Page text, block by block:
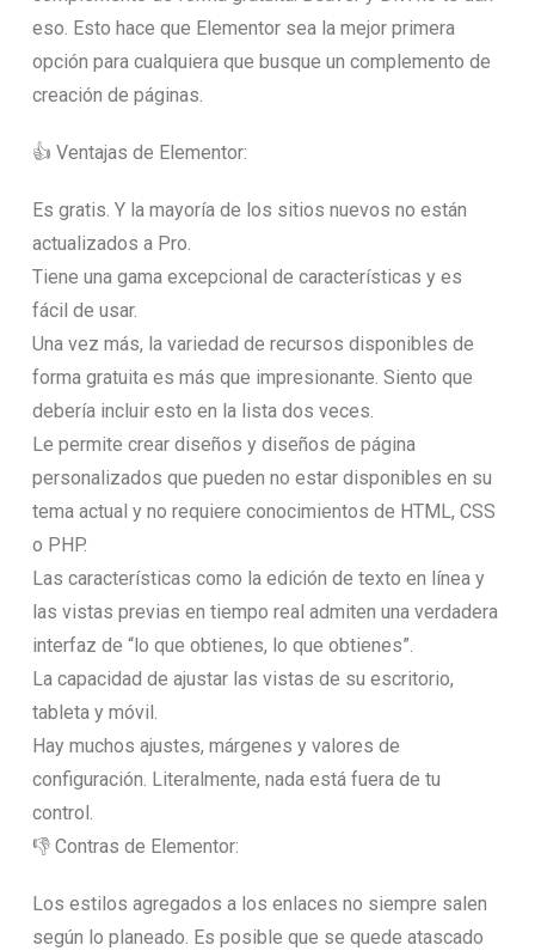
eso. Esto hace que Elementor sea la mejor primera
opción para cualquiera que busque un complemento de
creación de páginas.
👍 Ventajas de Elementor:
Es gratis. Y la mayoría de los sitios nuevos no están
actualizados a Pro.
Tiene una gama excepcional de características y es
fácil de usar.
Una vez más, la variedad de recursos disponibles de
forma gratuita es más que impresionante. Siento que
debería incluir esto en la lista dos veces.
Le permite crear diseños y diseños de página
personalizados que pueden no estar disponibles en su
tema actual y no requiere conocimientos de HTML, CSS
o PHP.
Las características como la edición de texto en línea y
las vistas previas en tiempo real admiten una verdadera
interfaz de “lo que obtienes, lo que obtienes”.
La capacidad de ajustar las vistas de su escritorio,
tableta y móvil.
Hay muchos ajustes, márgenes y valores de
configuración. Literalmente, nada está fuera de tu
control.
👎 Contras de Elementor:
Los estilos agregados a los enlaces no siempre salen
según lo planeado. Es posible que se quede atascado